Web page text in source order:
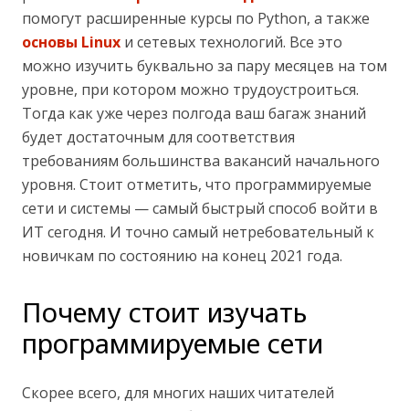
помогут расширенные курсы по Python, а также
основы Linux и сетевых технологий. Все это
можно изучить буквально за пару месяцев на том
уровне, при котором можно трудоустроиться.
Тогда как уже через полгода ваш багаж знаний
будет достаточным для соответствия
требованиям большинства вакансий начального
уровня. Стоит отметить, что программируемые
сети и системы — самый быстрый способ войти в
ИТ сегодня. И точно самый нетребовательный к
новичкам по состоянию на конец 2021 года.
Почему стоит изучать
программируемые сети
Скорее всего, для многих наших читателей